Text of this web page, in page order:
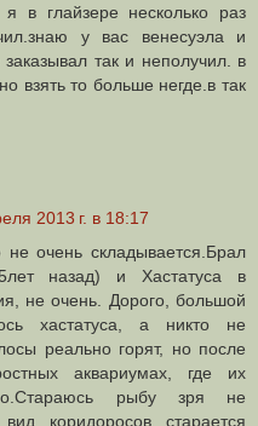
в глайзере несколько раз
у вас венесуэла и
так и неполучил. в
взять то больше негде.в так
2013 г. в 18:17
очень складывается.Брал
назад) и Хастатуса в
не очень. Дорого, большой
хастатуса, а никто не
реально горят, но после
аквариумах, где их
рыбу зря не
коридоросов старается